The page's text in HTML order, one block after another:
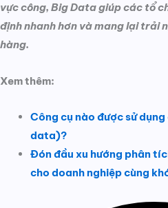
vực công, Big Data giúp các tổ
định nhanh hơn và mang lại trải
hàng.
Xem thêm:
Công cụ nào được sử
data)?
Đón đầu xu hướng phân
cho doanh nghiệp cùng